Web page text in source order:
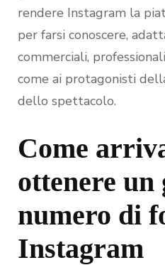
rendere Instagram la
per farsi conoscere,
commerciali,
come ai protagonisti
dello spettacolo.
Come
ottenere un
numero di
Instagram